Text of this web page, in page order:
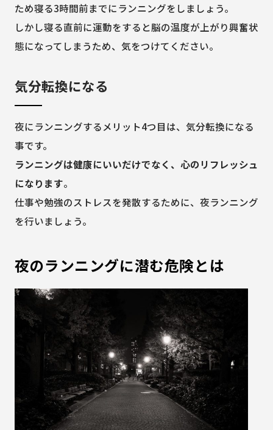
ため寝る3時間前までにランニングをしましょう。
しかし寝る直前に運動をすると脳の温度が上がり興奮状
態になってしまうため、気をつけてください。
気分転換になる
夜にランニングするメリット4つ目は、気分転換になる
事です。
ランニングは健康にいいだけでなく、心のリフレッシュ
になります。
仕事や勉強のストレスを発散するために、夜ランニング
を行いましょう。
夜のランニングに潜む危険とは